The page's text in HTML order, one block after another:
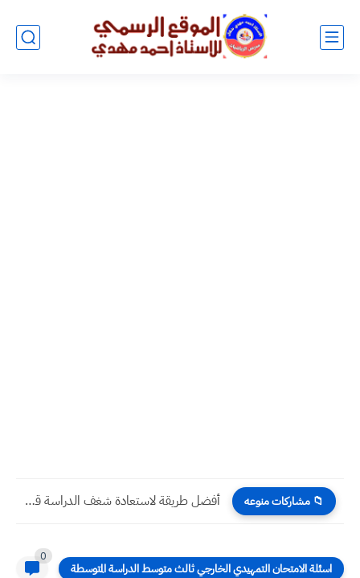
📁 مشاركات منوعه أفضل طريقة لاستعادة شغف الدراسة قبل امتحانات نصف السنة
اسئلة الامتحان التمهيدي الخارجي ثالث متوسط الدراسة المتوسطة
0